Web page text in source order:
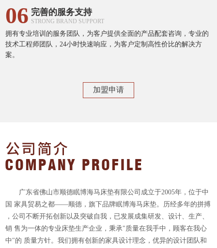
06 完善的服务支持
STRONG BRAND SUPPORT
拥有专业培训的服务团队，为客户提供全面的产品配套咨询，专业的
技术工程师团队，24小时快速响应，为客户定制高性价比的解决方
案。
加盟申请
广东省佛山市顺德眠博海马床垫有限公司成立于2005年，位于中
国 家具贸易之都——顺德，旗下品牌眠博海马床垫。历经多年的拼搏
，公司不断开拓创新以及突破自我，已发展成集研发、设计、生产、
销 售为一体的专业床垫生产企业，秉承"质量在我手中，顾客在我心
中"的 质量方针。我们拥有创新的家具设计理念，优异的设计团队和